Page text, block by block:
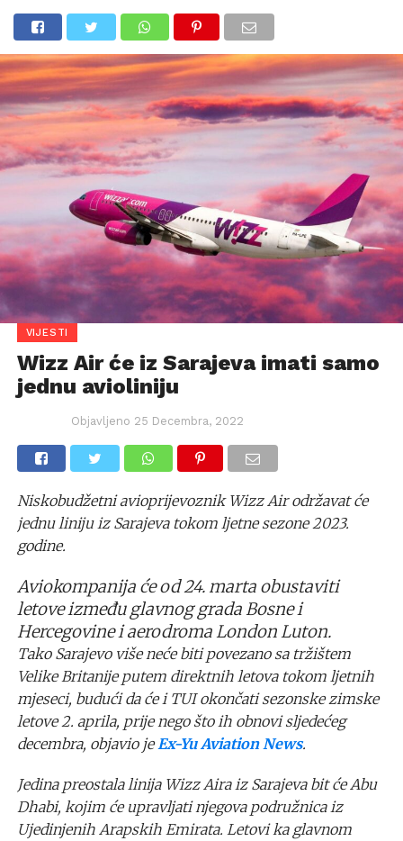
VIJESTI
Wizz Air će iz Sarajeva imati samo
jednu avioliniju
Objavljeno 25 Decembra, 2022
Niskobudžetni avioprijevoznik Wizz Air održavat će
jednu liniju iz Sarajeva tokom ljetne sezone 2023.
godine.
Aviokompanija će od 24. marta obustaviti
letove između glavnog grada Bosne i
Hercegovine i aerodroma London Luton.
Tako Sarajevo više neće biti povezano sa tržištem
Velike Britanije putem direktnih letova tokom ljetnih
mjeseci, budući da će i TUI okončati sezonske zimske
letove 2. aprila, prije nego što ih obnovi sljedećeg
decembra, objavio je Ex-Yu Aviation News.
Jedina preostala linija Wizz Aira iz Sarajeva bit će Abu
Dhabi, kojim će upravljati njegova podružnica iz
Ujedinjenih Arapskih Emirata. Letovi ka glavnom